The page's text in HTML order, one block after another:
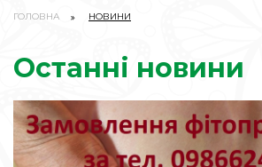
ГОЛОВНА НОВИНИ
Останні новини